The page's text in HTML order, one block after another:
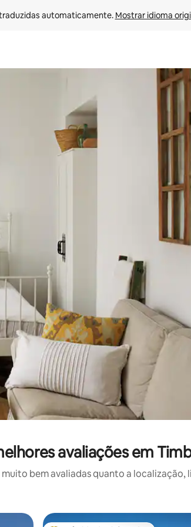
automaticamente. Mostrar idioma
cima e para baixo do teclado ou tocando e
avaliações em
bem avaliadas quanto a localização,